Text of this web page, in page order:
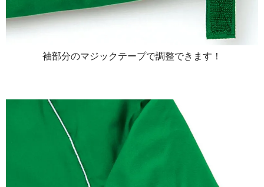
袖部分のマジックテープで調整できます！